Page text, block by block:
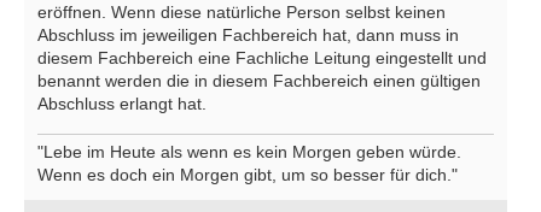
eröffnen. Wenn diese natürliche Person selbst keinen
Abschluss im jeweiligen Fachbereich hat, dann muss in
diesem Fachbereich eine Fachliche Leitung eingestellt und
benannt werden die in diesem Fachbereich einen gültigen
Abschluss erlangt hat.
"Lebe im Heute als wenn es kein Morgen geben würde.
Wenn es doch ein Morgen gibt, um so besser für dich."